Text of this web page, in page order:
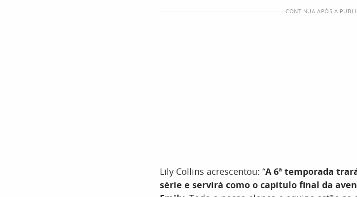
CONTINUA APÓS A
Lily Collins acrescentou: “A 6ª temporada
série e servirá como o capítulo final da